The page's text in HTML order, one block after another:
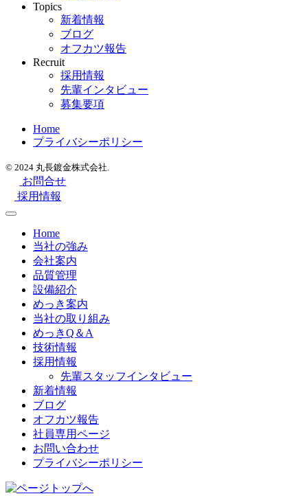
Topics
新着情報
ブログ
オフカツ報告
Recruit
採用情報
先輩インタビュー
募集要項
Home
プライバシーポリシー
© 2024 丸長鍍金株式会社.
お問合せ
採用情報
Home
当社の強み
会社案内
品質管理
設備紹介
めっき案内
当社の取り組み
めっきQ＆A
技術情報
採用情報
先輩スタッフインタビュー
新着情報
ブログ
オフカツ報告
社員専用ページ
お問い合わせ
プライバシーポリシー